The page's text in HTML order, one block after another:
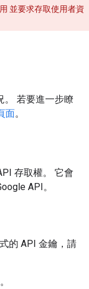
並要求存取使用者資
。 若要進一步瞭
面。
存取權。 它會
API。
的 API 金鑰，請
。